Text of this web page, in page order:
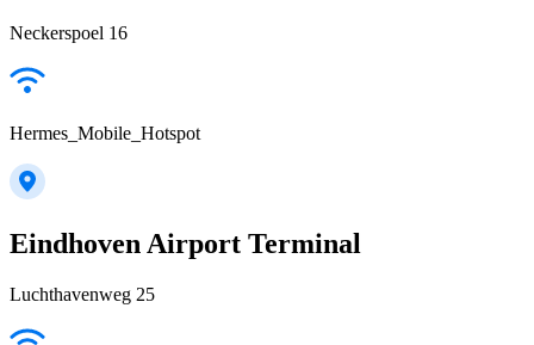
Neckerspoel 16
Hermes_Mobile_Hotspot
Eindhoven Airport Terminal
Luchthavenweg 25